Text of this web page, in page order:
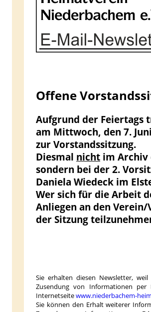
Offene
Aufgrund der Feiertags
am Mittwoch, den 7.
zur Vorstandssitzung.
Diesmal nicht im Archiv
sondern bei der 2.
Daniela Wiedeck im
Wer sich für die Arbeit
Anliegen an den
der Sitzung
Sie erhalten diesen Newsletter,
Zusendung von Informationen
Internetseitewww.niederbachem-
Sie können den Erhalt weiterer